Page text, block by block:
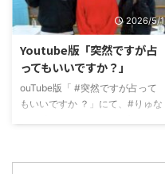
白かったです
最後は私も肘打
ち頑張りました
是非見てみ
てください！
2026/5/1
Youtube版「突然ですが占
ってもいいですか？」
ouTube版「 #突然ですが占って
もいいですか ？」にて、#りゅな
でほのぼのさせていただきました